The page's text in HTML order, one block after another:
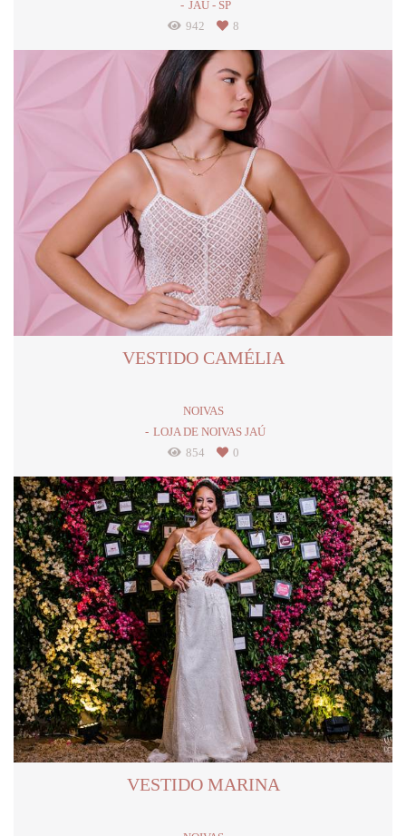
JAÚ - SP
942
8
VESTIDO CAMÉLIA
NOIVAS
LOJA DE NOIVAS JAÚ
854
0
VESTIDO MARINA